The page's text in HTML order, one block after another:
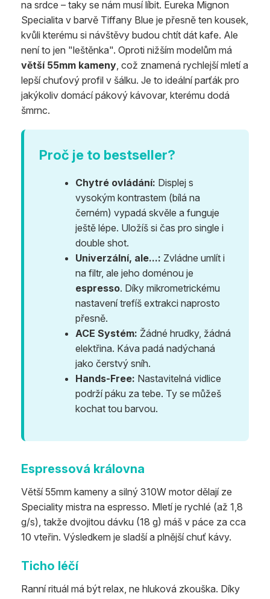
na srdce – taky se nám musí líbit. Eureka Mignon
Specialita v barvě Tiffany Blue je přesně ten kousek,
kvůli kterému si návštěvy budou chtít dát kafe. Ale
není to jen "leštěnka". Oproti nižším modelům má
větší 55mm kameny , což znamená rychlejší mletí a
lepší chuťový profil v šálku. Je to ideální parťák pro
jakýkoliv domácí pákový kávovar, kterému dodá
šmrnc.
Proč je to bestseller?
Chytré ovládání: Displej s
vysokým kontrastem (bílá na
černém) vypadá skvěle a funguje
ještě lépe. Uložíš si čas pro single i
double shot.
Univerzální, ale...: Zvládne umlít i
na filtr, ale jeho doménou je
espresso. Díky mikrometrickému
nastavení trefíš extrakci naprosto
přesně.
ACE Systém: Žádné hrudky, žádná
elektřina. Káva padá nadýchaná
jako čerstvý sníh.
Hands-Free: Nastavitelná vidlice
podrží páku za tebe. Ty se můžeš
kochat tou barvou.
Espressová královna
Větší 55mm kameny a silný 310W motor dělají ze
Speciality mistra na espresso. Mletí je rychlé (až 1,8
g/s), takže dvojitou dávku (18 g) máš v páce za cca
10 vteřin. Výsledkem je sladší a plnější chuť kávy.
Ticho léčí
Ranní rituál má být relax, ne hluková zkouška. Díky